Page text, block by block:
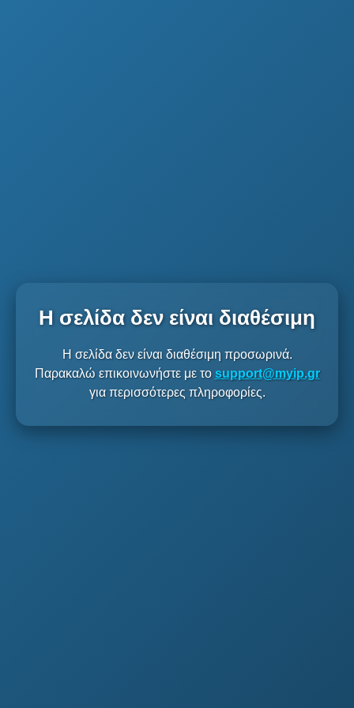
Η σελίδα δεν είναι διαθέσιμη
Η σελίδα δεν είναι διαθέσιμη προσωρινά.
Παρακαλώ επικοινωνήστε με το support@myip.gr
για περισσότερες πληροφορίες.